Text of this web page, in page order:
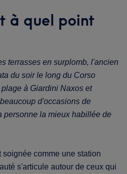
à quel point
terrasses en surplomb, l'ancien
du soir le long du Corso
à Giardini Naxos et
d'occasions de
personne la mieux habillée de
soignée comme une station
s'articule autour de ceux qui